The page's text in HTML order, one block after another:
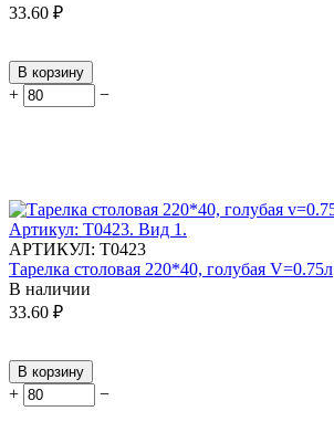
33.60 ₽
В корзину
+ −
АРТИКУЛ: Т0423
Тарелка столовая 220*40, голубая V=0.75л
В наличии
33.60 ₽
В корзину
+ −